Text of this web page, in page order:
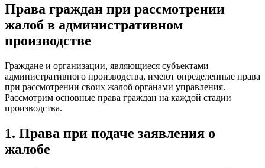
Права граждан при рассмотрении
жалоб в административном
производстве
Граждане и организации, являющиеся субъектами
административного производства, имеют определенные права
при рассмотрении своих жалоб органами управления.
Рассмотрим основные права граждан на каждой стадии
производства.
1. Права при подаче заявления о
жалобе